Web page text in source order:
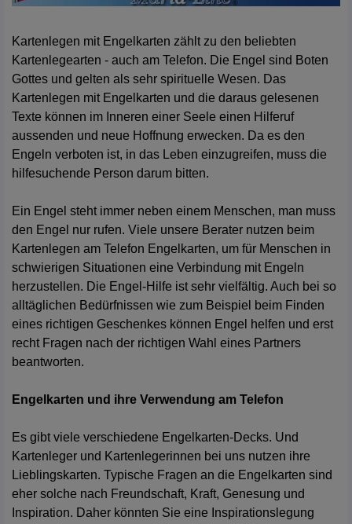
Kartenlegen mit Engelkarten zählt zu den beliebten
Kartenlegearten - auch am Telefon. Die Engel sind Boten
Gottes und gelten als sehr spirituelle Wesen. Das
Kartenlegen mit Engelkarten und die daraus gelesenen
Texte können im Inneren einer Seele einen Hilferuf
aussenden und neue Hoffnung erwecken. Da es den
Engeln verboten ist, in das Leben einzugreifen, muss die
hilfesuchende Person darum bitten.
Ein Engel steht immer neben einem Menschen, man muss
den Engel nur rufen. Viele unsere Berater nutzen beim
Kartenlegen am Telefon Engelkarten, um für Menschen in
schwierigen Situationen eine Verbindung mit Engeln
herzustellen. Die Engel-Hilfe ist sehr vielfältig. Auch bei so
alltäglichen Bedürfnissen wie zum Beispiel beim Finden
eines richtigen Geschenkes können Engel helfen und erst
recht Fragen nach der richtigen Wahl eines Partners
beantworten.
Engelkarten und ihre Verwendung am Telefon
Es gibt viele verschiedene Engelkarten-Decks. Und
Kartenleger und Kartenlegerinnen bei uns nutzen ihre
Lieblingskarten. Typische Fragen an die Engelkarten sind
eher solche nach Freundschaft, Kraft, Genesung und
Inspiration. Daher könnten Sie eine Inspirationslegung